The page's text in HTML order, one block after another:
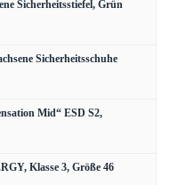
Sicherheitsstiefel, Grün
Sicherheitsschuhe
Mid“ ESD S2,
Klasse 3, Größe 46